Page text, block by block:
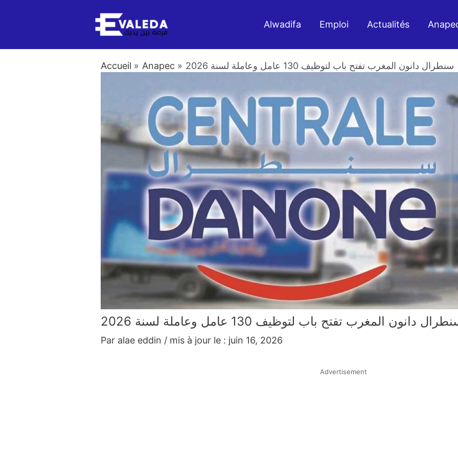
Alwadifa Emploi Actualités
Accueil Anapec سنطرال دانون المغرب تفتح باب لتوظيف 130 عامل وعاملة لسنة 2026
دانون المغرب تفتح باب لتوظيف 130 عامل وعاملة لسنة 2026
Par alae eddin / mis à jour le : juin 16, 2026
Advertisement